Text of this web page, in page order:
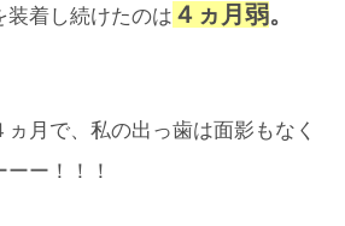
装着し続けたのは ４ヵ月弱。
月で、私の出っ歯は面影もなく
ー！！！